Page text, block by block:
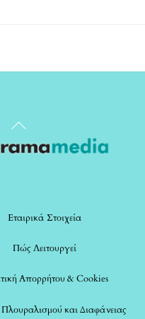
Back
To
Εταιρικά Στοιχεία
Πώς Λειτουργεί
Απορρήτου & Cookies
Πλουραλισμού και Διαφάνειας